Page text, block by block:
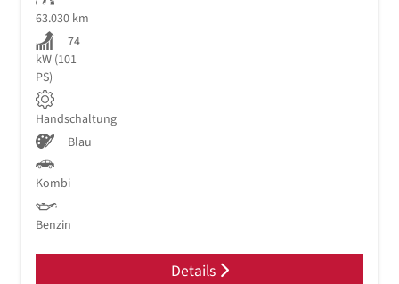
63.030 km
74
kW (101
PS)
Handschaltung
Blau
Kombi
Benzin
Details